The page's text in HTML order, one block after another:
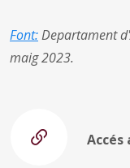
Font:Departament
maig 2023.